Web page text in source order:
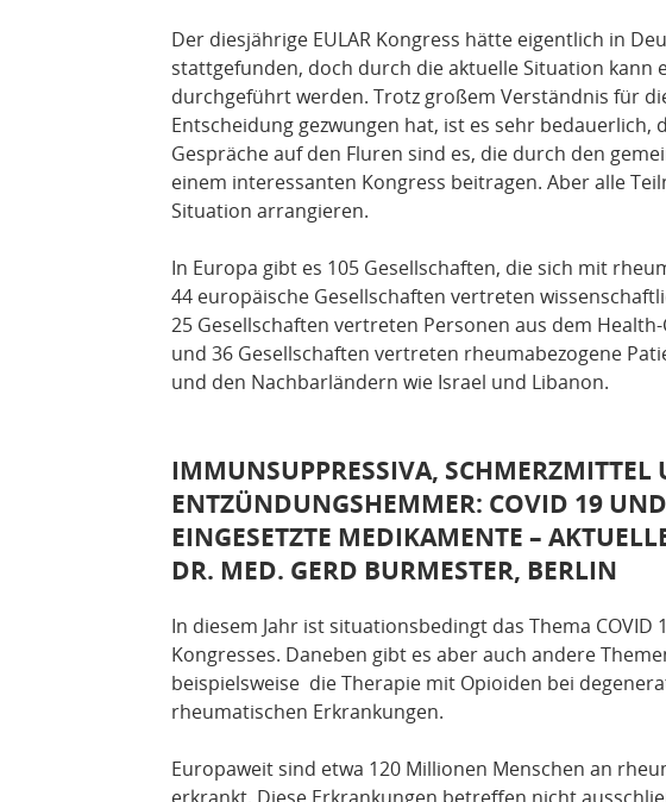
Der diesjährige EULAR Kongress hätte eigentlich in
stattgefunden, doch durch die aktuelle Situation kann
durchgeführt werden. Trotz großem Verständnis für
Entscheidung gezwungen hat, ist es sehr bedauerlich,
Gespräche auf den Fluren sind es, die durch den
einem interessanten Kongress beitragen. Aber alle
Situation arrangieren.
In Europa gibt es 105 Gesellschaften, die sich mit
44 europäische Gesellschaften vertreten
25 Gesellschaften vertreten Personen aus dem
und 36 Gesellschaften vertreten rheumabezogene
und den Nachbarländern wie Israel und Libanon.
IMMUNSUPPRESSIVA, SCHMERZMITTEL
ENTZÜNDUNGSHEMMER: COVID 19
EINGESETZTE MEDIKAMENTE –
DR. MED. GERD BURMESTER, BERLIN
In diesem Jahr ist situationsbedingt das Thema COVID
Kongresses. Daneben gibt es aber auch andere
beispielsweise die Therapie mit Opioiden bei
rheumatischen Erkrankungen.
Europaweit sind etwa 120 Millionen Menschen an